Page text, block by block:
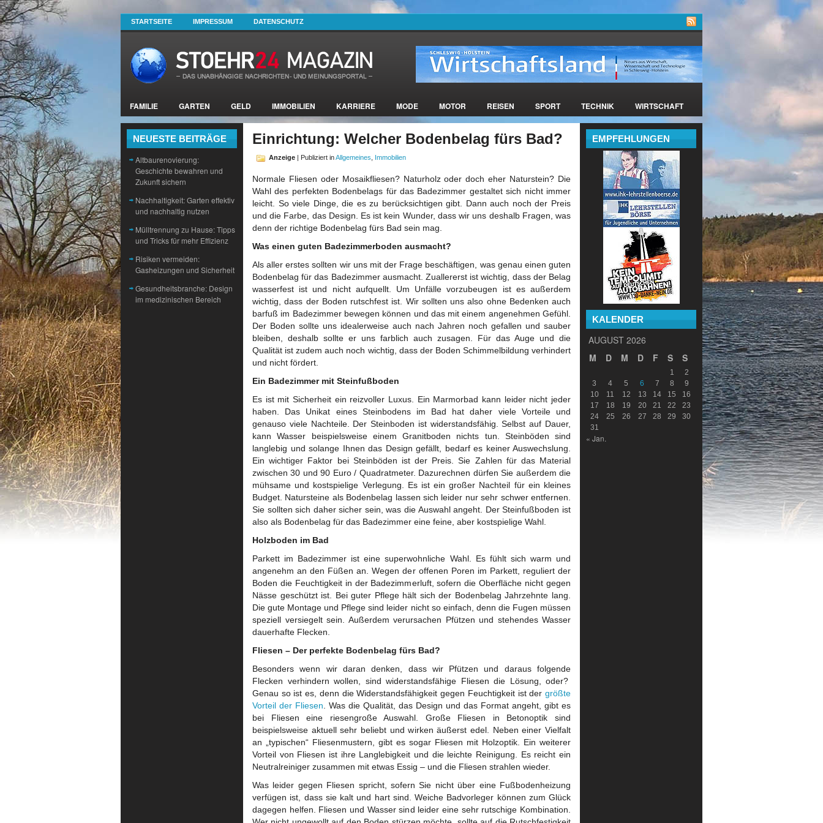
STARTSEITE IMPRESSUM DATENSCHUTZ
FAMILIE GARTEN GELD IMMOBILIEN KARRIERE MODE MOTOR REISEN SPORT TECHNIK WIRTSCHAFT
NEUESTE BEITRÄGE
Altbaurenovierung:
Geschichte bewahren und
Zukunft sichern
Nachhaltigkeit: Garten effektiv
und nachhaltig nutzen
Mülltrennung zu Hause: Tipps
und Tricks für mehr Effizienz
Risiken vermeiden:
Gasheizungen und Sicherheit
Gesundheitsbranche: Design
im medizinischen Bereich
Einrichtung: Welcher Bodenbelag fürs Bad?
Anzeige | Publiziert inAllgemeines Immobilien
Normale Fliesen oder Mosaikfliesen? Naturholz oder doch eher Naturstein? Die
Wahl des perfekten Bodenbelags für das Badezimmer gestaltet sich nicht immer
leicht. So viele Dinge, die es zu berücksichtigen gibt. Dann auch noch der Preis
und die Farbe, das Design. Es ist kein Wunder, dass wir uns deshalb Fragen, was
denn der richtige Bodenbelag fürs Bad sein mag.
Was einen guten Badezimmerboden ausmacht?
Als aller erstes sollten wir uns mit der Frage beschäftigen, was genau einen guten
Bodenbelag für das Badezimmer ausmacht. Zuallererst ist wichtig, dass der Belag
wasserfest ist und nicht aufquellt. Um Unfälle vorzubeugen ist es außerdem
wichtig, dass der Boden rutschfest ist. Wir sollten uns also ohne Bedenken auch
barfuß im Badezimmer bewegen können und das mit einem angenehmen Gefühl.
Der Boden sollte uns idealerweise auch nach Jahren noch gefallen und sauber
bleiben, deshalb sollte er uns farblich auch zusagen. Für das Auge und die
Qualität ist zudem auch noch wichtig, dass der Boden Schimmelbildung verhindert
und nicht fördert.
Ein Badezimmer mit Steinfußboden
Es ist mit Sicherheit ein reizvoller Luxus. Ein Marmorbad kann leider nicht jeder
haben. Das Unikat eines Steinbodens im Bad hat daher viele Vorteile und
genauso viele Nachteile. Der Steinboden ist widerstandsfähig. Selbst auf Dauer,
kann Wasser beispielsweise einem Granitboden nichts tun. Steinböden sind
langlebig und solange Ihnen das Design gefällt, bedarf es keiner Auswechslung.
Ein wichtiger Faktor bei Steinböden ist der Preis. Sie Zahlen für das Material
zwischen 30 und 90 Euro / Quadratmeter. Dazurechnen dürfen Sie außerdem die
mühsame und kostspielige Verlegung. Es ist ein großer Nachteil für ein kleines
Budget. Natursteine als Bodenbelag lassen sich leider nur sehr schwer entfernen.
Sie sollten sich daher sicher sein, was die Auswahl angeht. Der Steinfußboden ist
also als Bodenbelag für das Badezimmer eine feine, aber kostspielige Wahl.
Holzboden im Bad
Parkett im Badezimmer ist eine superwohnliche Wahl. Es fühlt sich warm und
angenehm an den Füßen an. Wegen der offenen Poren im Parkett, reguliert der
Boden die Feuchtigkeit in der Badezimmerluft, sofern die Oberfläche nicht gegen
Nässe geschützt ist. Bei guter Pflege hält sich der Bodenbelag Jahrzehnte lang.
Die gute Montage und Pflege sind leider nicht so einfach, denn die Fugen müssen
speziell versiegelt sein. Außerdem verursachen Pfützen und stehendes Wasser
dauerhafte Flecken.
Fliesen – Der perfekte Bodenbelag fürs Bad?
Besonders wenn wir daran denken, dass wir Pfützen und daraus folgende
Flecken verhindern wollen, sind widerstandsfähige Fliesen die Lösung, oder?
Genau so ist es, denn die Widerstandsfähigkeit gegen Feuchtigkeit ist der größte
Vorteil der Fliesen . Was die Qualität, das Design und das Format angeht, gibt es
bei Fliesen eine riesengroße Auswahl. Große Fliesen in Betonoptik sind
beispielsweise aktuell sehr beliebt und wirken äußerst edel. Neben einer Vielfalt
an „typischen“ Fliesenmustern, gibt es sogar Fliesen mit Holzoptik. Ein weiterer
Vorteil von Fliesen ist ihre Langlebigkeit und die leichte Reinigung. Es reicht ein
Neutralreiniger zusammen mit etwas Essig – und die Fliesen strahlen wieder.
Was leider gegen Fliesen spricht, sofern Sie nicht über eine Fußbodenheizung
verfügen ist, dass sie kalt und hart sind. Weiche Badvorleger können zum Glück
dagegen helfen. Fliesen und Wasser sind leider eine sehr rutschige Kombination.
EMPFEHLUNGEN
KALENDER
AUGUST 2026
M
D M D F S S
1
2
3
4 5 6 7 8
9
10
11 12 13 14 15
16
17
18 19 20 21 22
23
24
25 26 27 28 29
30
31
« Jan.